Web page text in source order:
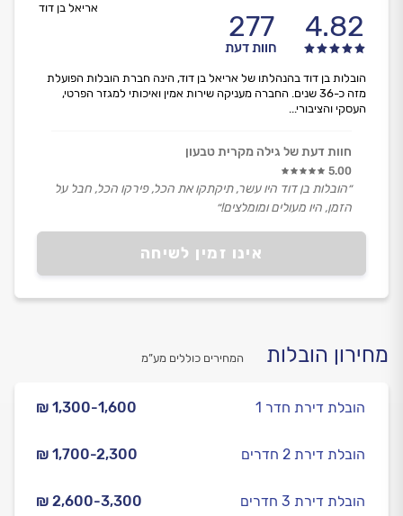
אריאל בן דוד
4.82
277
חוות דעת
אינו זמין לשיחה
הובלות בן דוד בהנהלתו של אריאל בן דוד, הינה חברת הובלות הפועלת
מזה כ-36 שנים. החברה מעניקה שירות אמין ואיכותי למגזר הפרטי,
העסקי והציבורי...
חוות דעת של גילה מקרית טבעון
5.00
״הובלות בן דוד היו עשר, תיקתקו את הכל, פירקו הכל, חבל על
הזמן, היו מעולים ומומלצים!״
מחירון הובלות המחירים כוללים מע”מ
₪ 1,300-1,600 הובלת דירת חדר 1
₪ 1,700-2,300 הובלת דירת 2 חדרים
₪ 2,600-3,300 הובלת דירת 3 חדרים